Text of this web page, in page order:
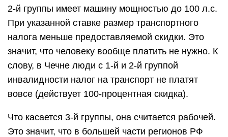
2-й группы имеет машину мощностью до 100 л.с.
При указанной ставке размер транспортного
налога меньше предоставляемой скидки. Это
значит, что человеку вообще платить не нужно. К
слову, в Чечне люди с 1-й и 2-й группой
инвалидности налог на транспорт не платят
вовсе (действует 100-процентная скидка).
Что касается 3-й группы, она считается рабочей.
Это значит, что в большей части регионов РФ